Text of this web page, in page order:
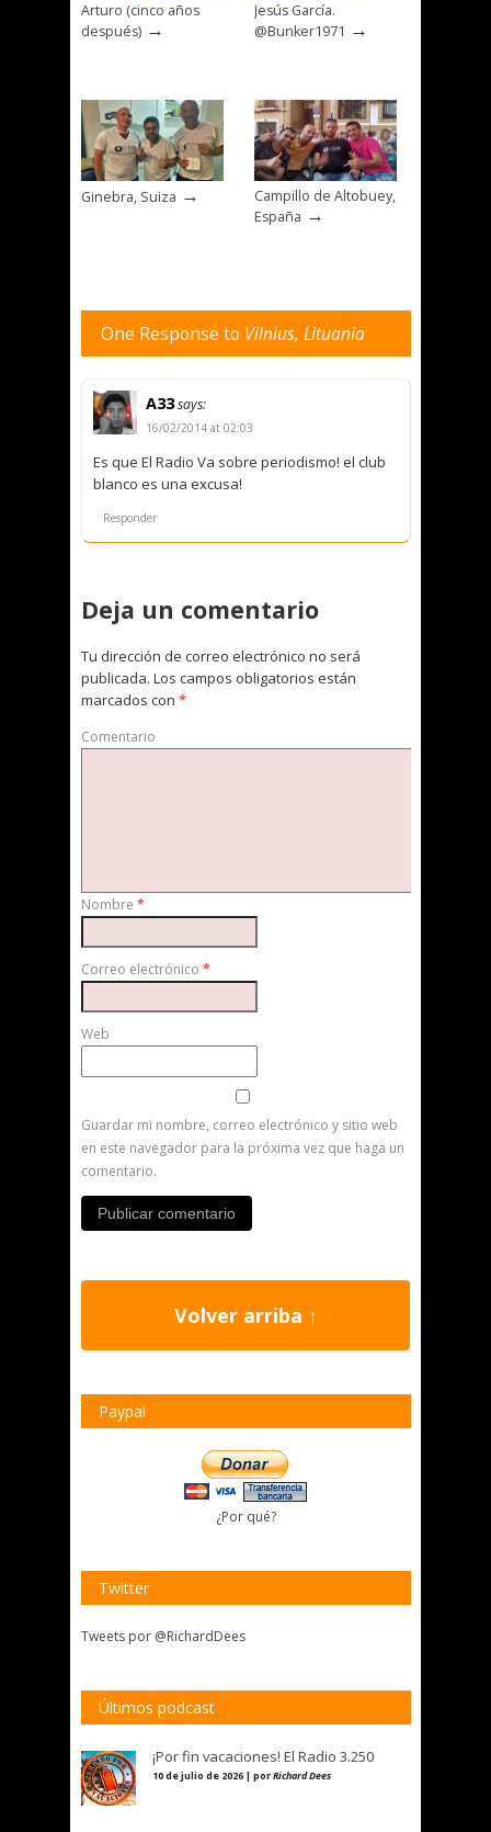
Arturo (cinco años
después) →
Jesús García.
@Bunker1971 →
Ginebra, Suiza →
Campillo de Altobuey,
España →
One Response to Vilnius, Lituania
A33says:
16/02/2014 at 02:03
Es que El Radio Va sobre periodismo! el club
blanco es una excusa!
Responder
Deja un comentario
Tu dirección de correo electrónico no será
publicada. Los campos obligatorios están
marcados con *
Comentario
Nombre *
Correo electrónico *
Web
Guardar mi nombre, correo electrónico y sitio web
en este navegador para la próxima vez que haga un
comentario.
Volver arriba ↑
Paypal
¿Por qué?
Twitter
Tweets por @RichardDees
Últimos podcast
¡Por fin vacaciones! El Radio 3.250
10 de julio de 2026 | porRichard Dees